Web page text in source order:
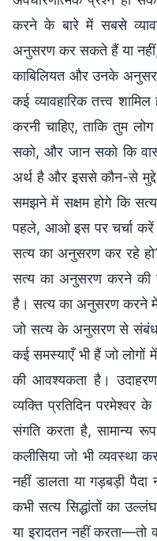
करने के बारे में सबसे
अनुसरण कर सकते हैं या
काबिलियत और उनके
कई व्यावहारिक तत्त्व
करनी चाहिए, ताकि तुम
सको, और जान सको कि
अर्थ है और इससे कौन-से
समझने में सक्षम होगे कि
पहले, आओ इस पर चर्चा
सत्य का अनुसरण कर रहे
सत्य का अनुसरण करने की
है। सत्य का अनुसरण करने में
जो सत्य के अनुसरण से
कई समस्याएँ भी हैं जो लोगों
की आवश्यकता है।
व्यक्ति प्रतिदिन परमेश्वर
संगति करता है, सामान्य
कलीसिया जो भी व्यवस्था
नहीं डालता या गड़बड़ी
कभी सत्य सिद्धांतों का
या इरादतन नहीं करता—तो